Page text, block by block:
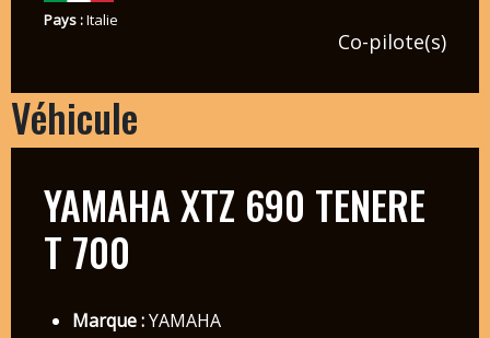
Pays :Italie
Co-pilote(s)
Véhicule
YAMAHA XTZ 690 TENERE
T 700
Marque :YAMAHA